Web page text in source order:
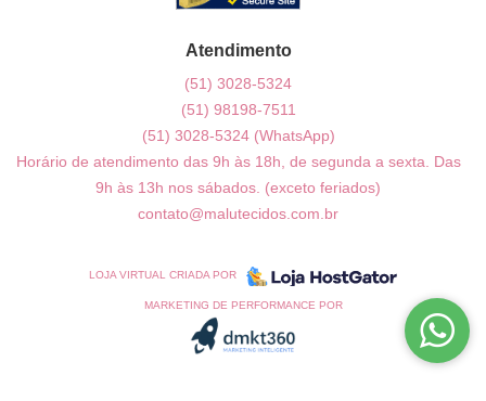
Atendimento
(51) 3028-5324
(51) 98198-7511
(51) 3028-5324 (WhatsApp)
Horário de atendimento das 9h às 18h, de segunda a sexta. Das
9h às 13h nos sábados. (exceto feriados)
contato@malutecidos.com.br
LOJA VIRTUAL CRIADA POR
MARKETING DE PERFORMANCE POR